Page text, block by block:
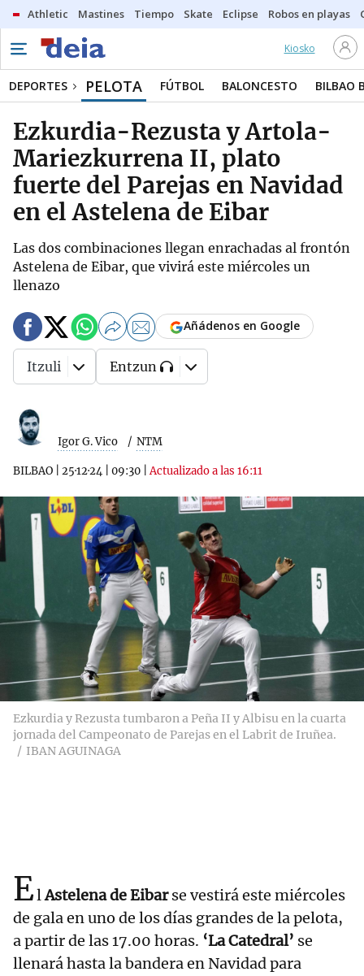
Athletic Mastines Tiempo Skate Eclipse Robos en playas
Kiosko
DEPORTES PELOTA FÚTBOL BALONCESTO BILBAO
Ezkurdia-Rezusta y Artola-
Mariezkurrena II, plato
fuerte del Parejas en Navidad
en el Astelena de Eibar
Las dos combinaciones llegan enrachadas al frontón
Astelena de Eibar, que vivirá este miércoles un
llenazo
Igor G. Vico NTM
BILBAO 25·12·24 09:30 |Actualizado a las 16:11
Añádenos en Google
Itzuli Entzun
Ezkurdia y Rezusta tumbaron a Peña II y Albisu en la cuarta
jornada del Campeonato de Parejas en el Labrit de Iruñea.
IBAN AGUINAGA
ElAstelena de Eibarse vestirá este miércoles
de gala en uno de los días grandes de la pelota,
a partir de las 17.00 horas. ‘La Catedral’ se
llenará hasta la bandera en Navidad para